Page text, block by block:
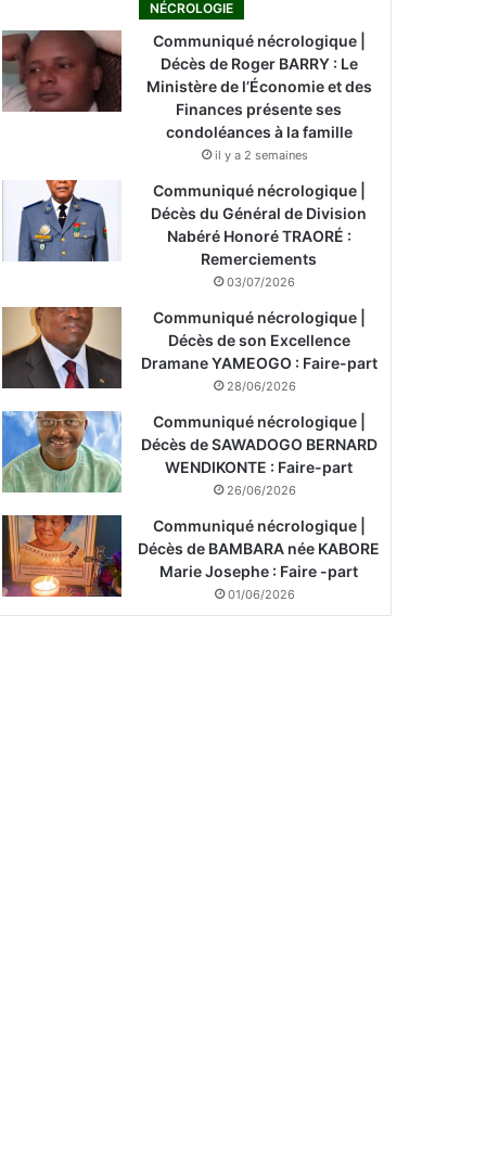
NÉCROLOGIE
Communiqué nécrologique |
Décès de Roger BARRY : Le
Ministère de l’Économie et des
Finances présente ses
condoléances à la famille
il y a 2 semaines
Communiqué nécrologique |
Décès du Général de Division
Nabéré Honoré TRAORÉ :
Remerciements
03/07/2026
Communiqué nécrologique |
Décès de son Excellence
Dramane YAMEOGO : Faire-part
28/06/2026
Communiqué nécrologique |
Décès de SAWADOGO BERNARD
WENDIKONTE : Faire-part
26/06/2026
Communiqué nécrologique |
Décès de BAMBARA née KABORE
Marie Josephe : Faire -part
01/06/2026